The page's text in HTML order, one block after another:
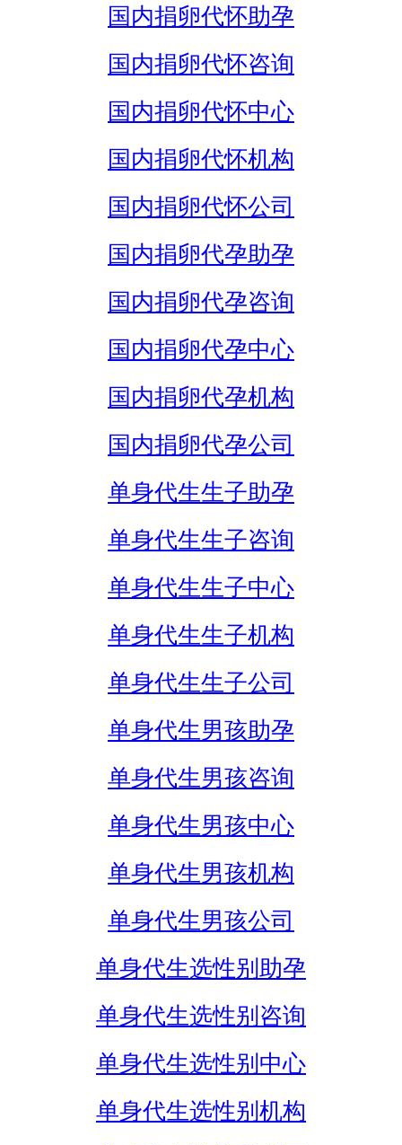
国内捐卵代怀助孕
国内捐卵代怀咨询
国内捐卵代怀中心
国内捐卵代怀机构
国内捐卵代怀公司
国内捐卵代孕助孕
国内捐卵代孕咨询
国内捐卵代孕中心
国内捐卵代孕机构
国内捐卵代孕公司
单身代生生子助孕
单身代生生子咨询
单身代生生子中心
单身代生生子机构
单身代生生子公司
单身代生男孩助孕
单身代生男孩咨询
单身代生男孩中心
单身代生男孩机构
单身代生男孩公司
单身代生选性别助孕
单身代生选性别咨询
单身代生选性别中心
单身代生选性别机构